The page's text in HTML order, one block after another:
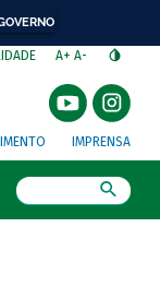
A+ A-
IMPRENSA